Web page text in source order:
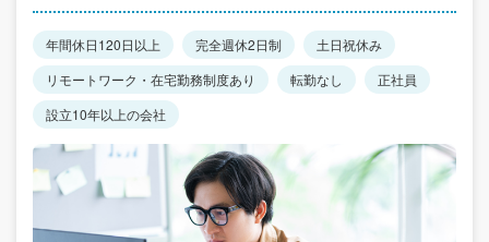
年間休日120日以上 完全週休2日制
土日祝休み
リモートワーク・在宅勤務制度あり
転勤なし
正社員
設立10年以上の会社